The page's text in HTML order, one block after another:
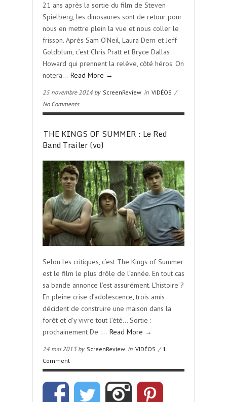
21 ans après la sortie du film de Steven
Spielberg, les dinosaures sont de retour pour
nous en mettre plein la vue et nous coller le
frisson. Après Sam O’Neil, Laura Dern et Jeff
Goldblum, c’est Chris Pratt et Bryce Dallas
Howard qui prennent la relève, côté héros. On
notera… Read More →
25 novembre 2014 by ScreenReview in VIDÉOS /
No Comments
THE KINGS OF SUMMER : Le Red
Band Trailer (vo)
Selon les critiques, c’est The Kings of Summer
est le film le plus drôle de l’année. En tout cas
sa bande annonce l’est assurément. L’histoire ?
En pleine crise d’adolescence, trois amis
décident de construire une maison dans la
forêt et d’y vivre tout l’été… Sortie :
prochainement De :… Read More →
24 mai 2013 by ScreenReview in VIDÉOS / 1
Comment